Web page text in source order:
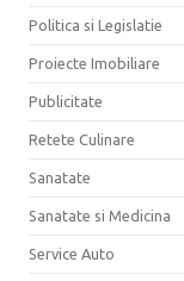
Politica si Legislatie
Proiecte Imobiliare
Publicitate
Retete Culinare
Sanatate
Sanatate si Medicina
Service Auto